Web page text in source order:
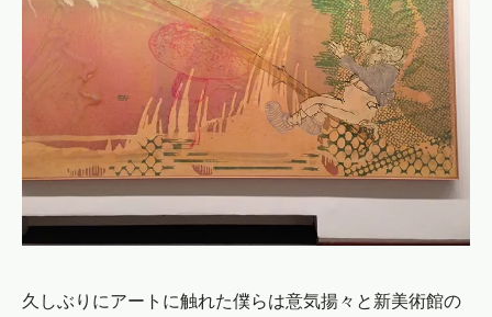
久しぶりにアートに触れた僕らは意気揚々と新美術館の